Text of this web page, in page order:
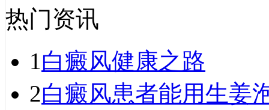
热门资讯
1白癜风健康之路
2白癜风患者能用生姜